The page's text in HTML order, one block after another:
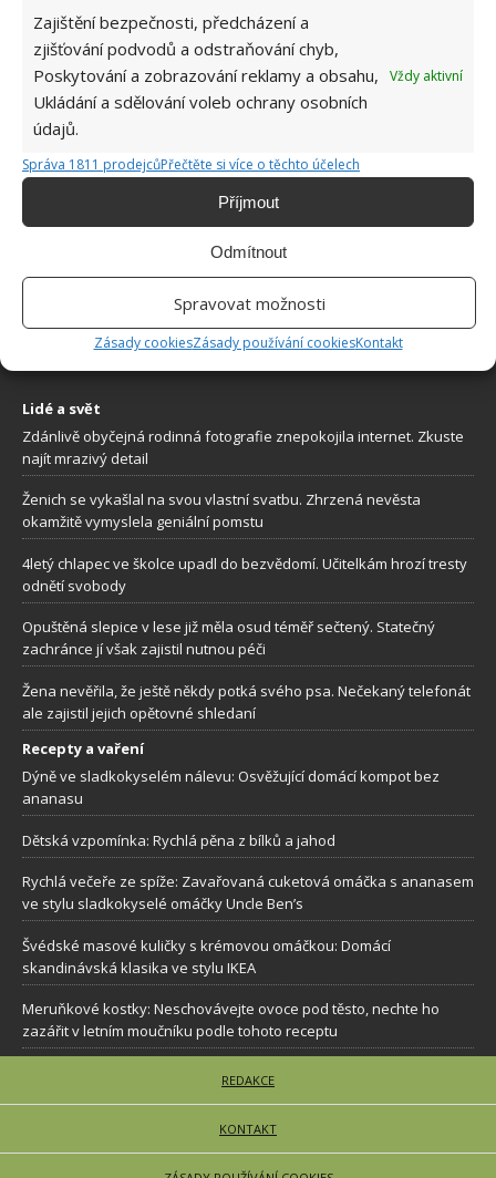
Zajištění bezpečnosti, předcházení a
zjišťování podvodů a odstraňování chyb,
Poskytování a zobrazování reklamy a obsahu,
Ukládání a sdělování voleb ochrany osobních
údajů.
Vždy aktivní
Správa 1811 prodejcůPřečtěte si více o těchto účelech
Příjmout
Odmítnout
Spravovat možnosti
Zásady cookiesZásady používání cookiesKontakt
Pro okamžité zlepšení praní je potřeba zakročit
Sháníte zajímavé tipy jak vylepšit Váš domov? Originální nápady,
aktuální trendy, praktické rady i inspirativní fotografie najdete na
stránkách internetového magazínuBydlimeutulne.cz.
Lidé a svět
Zdánlivě obyčejná rodinná fotografie znepokojila internet. Zkuste
najít mrazivý detail
Ženich se vykašlal na svou vlastní svatbu. Zhrzená nevěsta
okamžitě vymyslela geniální pomstu
4letý chlapec ve školce upadl do bezvědomí. Učitelkám hrozí tresty
odnětí svobody
Opuštěná slepice v lese již měla osud téměř sečtený. Statečný
zachránce jí však zajistil nutnou péči
Žena nevěřila, že ještě někdy potká svého psa. Nečekaný telefonát
ale zajistil jejich opětovné shledaní
Recepty a vaření
Dýně ve sladkokyselém nálevu: Osvěžující domácí kompot bez
ananasu
Dětská vzpomínka: Rychlá pěna z bílků a jahod
Rychlá večeře ze spíže: Zavařovaná cuketová omáčka s ananasem
ve stylu sladkokyselé omáčky Uncle Ben’s
Švédské masové kuličky s krémovou omáčkou: Domácí
skandinávská klasika ve stylu IKEA
Meruňkové kostky: Neschovávejte ovoce pod těsto, nechte ho
zazářit v letním moučníku podle tohoto receptu
REDAKCE
KONTAKT